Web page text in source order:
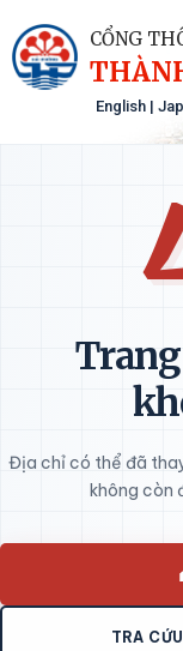
CỔNG
English |
Địa chỉ có thể đã
không còn
TRA